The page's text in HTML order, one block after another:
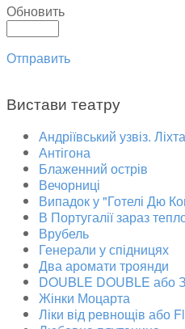
Обновить
Отправить
Вистави театру
Андріївський узвіз.
Антігона
Блаженний острів
Вечорниці
Випадок у "Готелі Дю
В Португалії зараз
Врубель
Генерали у спідницях
Два аромати троянди
DOUBLE DOUBLE
Жінки Моцарта
Ліки від ревнощів або